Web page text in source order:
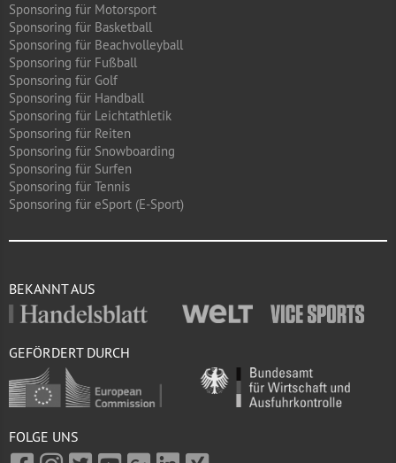
Sponsoring für Motorsport
Sponsoring für Basketball
Sponsoring für Beachvolleyball
Sponsoring für Fußball
Sponsoring für Golf
Sponsoring für Handball
Sponsoring für Leichtathletik
Sponsoring für Reiten
Sponsoring für Snowboarding
Sponsoring für Surfen
Sponsoring für Tennis
Sponsoring für eSport (E-Sport)
BEKANNT AUS
GEFÖRDERT DURCH
FOLGE UNS